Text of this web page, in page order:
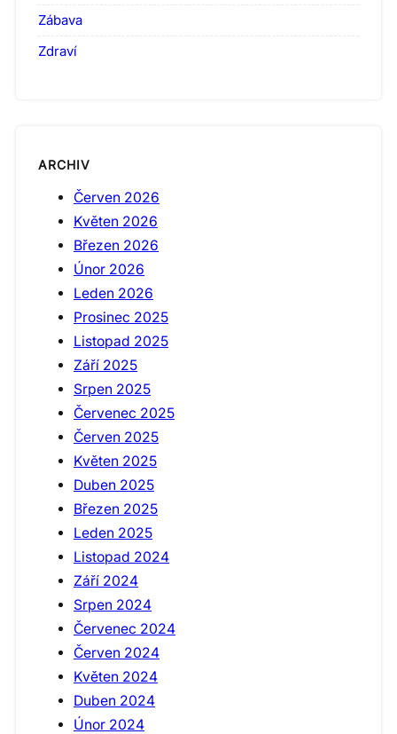
Zábava
Zdraví
ARCHIV
Červen 2026
Květen 2026
Březen 2026
Únor 2026
Leden 2026
Prosinec 2025
Listopad 2025
Září 2025
Srpen 2025
Červenec 2025
Červen 2025
Květen 2025
Duben 2025
Březen 2025
Leden 2025
Listopad 2024
Září 2024
Srpen 2024
Červenec 2024
Červen 2024
Květen 2024
Duben 2024
Únor 2024